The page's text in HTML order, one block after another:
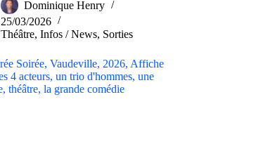
Dominique Henry
25/03/2026
Théâtre, Infos / News, Sorties